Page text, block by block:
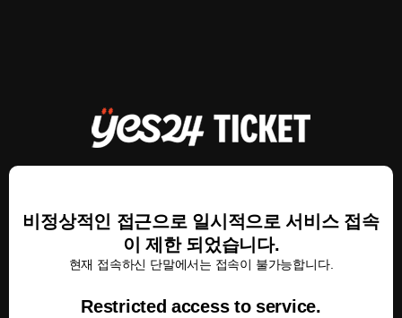
비정상적인 접근으로 일시적으로 서비스 접속
이 제한 되었습니다.
현재 접속하신 단말에서는 접속이 불가능합니다.
Restricted access to service.